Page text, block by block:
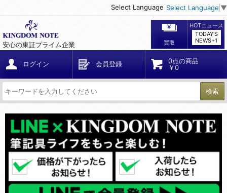
Select Language Select Language ▼
安心の東証プライム企業 買取
HOTニュース
TODAY'S
NEWS+1
ログイン 会員登録
0点の商品
￥0
検索